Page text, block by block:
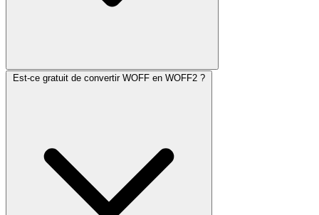
Est-ce gratuit de convertir WOFF en WOFF2 ?